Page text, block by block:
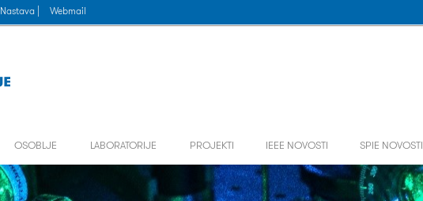
Nastava | Webmail
OSOBLJE LABORATORIJE PROJEKTI IEEE NOVOSTI SPIE NOVOSTI